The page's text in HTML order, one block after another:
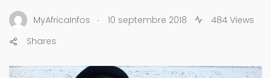
MyAfricaInfos . 10 septembre 2018
484 Views
Shares